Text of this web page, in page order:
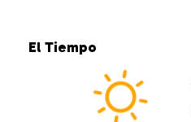
El Tiempo